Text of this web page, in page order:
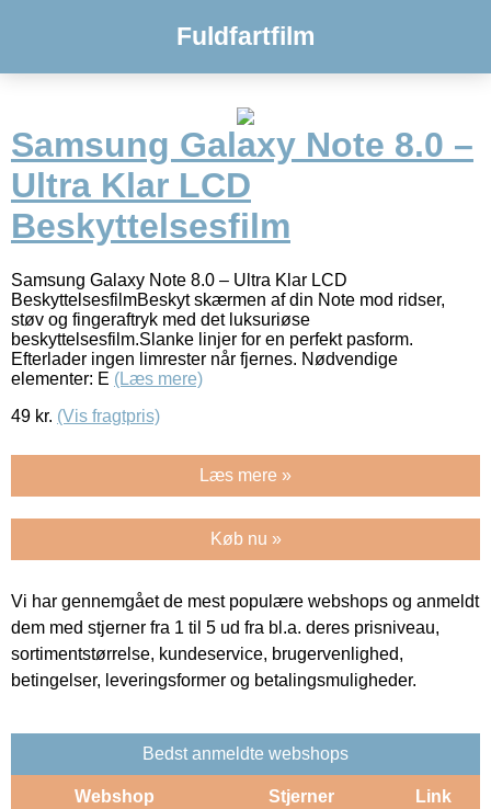
Fuldfartfilm
Samsung Galaxy Note 8.0 –
Ultra Klar LCD
Beskyttelsesfilm
Samsung Galaxy Note 8.0 – Ultra Klar LCD
BeskyttelsesfilmBeskyt skærmen af din Note mod ridser,
støv og fingeraftryk med det luksuriøse
beskyttelsesfilm.Slanke linjer for en perfekt pasform.
Efterlader ingen limrester når fjernes. Nødvendige
elementer: E (Læs mere)
49 kr. (Vis fragtpris)
Læs mere »
Køb nu »
Vi har gennemgået de mest populære webshops og anmeldt
dem med stjerner fra 1 til 5 ud fra bl.a. deres prisniveau,
sortimentstørrelse, kundeservice, brugervenlighed,
betingelser, leveringsformer og betalingsmuligheder.
Bedst anmeldte webshops
Webshop Stjerner Link